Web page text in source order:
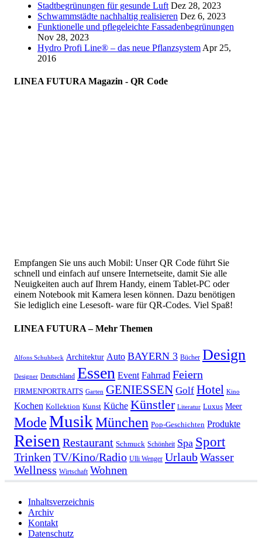
Stadtbegrünungen für gesunde Luft Dez 28, 2023
Schwammstädte nachhaltig realisieren Dez 6, 2023
Funktionelle und pflegeleichte Fassadenbegrünungen
Nov 28, 2023
Hydro Profi Line® – das neue Pflanzsystem Apr 25,
2016
LINEA FUTURA Magazin - QR Code
Empfangen Sie uns auch Mobil: Unser QR Code führt Sie
schnell und einfach auf unsere Internetseite, damit Sie alle
Neuigkeiten auch auf Ihrem Handy, einem Tablet-PC oder
einem Notebook mit Kamera lesen können. Dazu benötigen
Sie lediglich eine Lesesoft- ware für QR-Codes. Viel Spaß!
LINEA FUTURA – Mehr Themen
Alfons Schuhbeck Architektur Auto BAYERN 3 Bücher Design
Designer Deutschland Essen Event Fahrrad Feiern
FIRMENPORTRAITS Garten GENIESSEN Golf Hotel Kino
Kochen Kollektion Kunst Küche Künstler Literatur Luxus Meer
ModeMusikMünchen Pop-Geschichten Produkte
Reisen Restaurant Schmuck Schönheit Spa Sport
Trinken TV/Kino/Radio Ulli Wenger UrlaubWasser
Wellness Wirtschaft Wohnen
Inhaltsverzeichnis
Archiv
Kontakt
Datenschutz